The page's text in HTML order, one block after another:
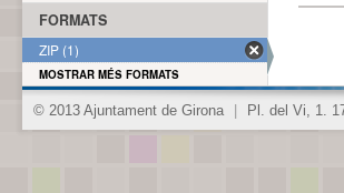
FORMATS
ZIP (1)
MOSTRAR MÉS FORMATS
© 2013 Ajuntament de Girona Pl. del Vi, 1.